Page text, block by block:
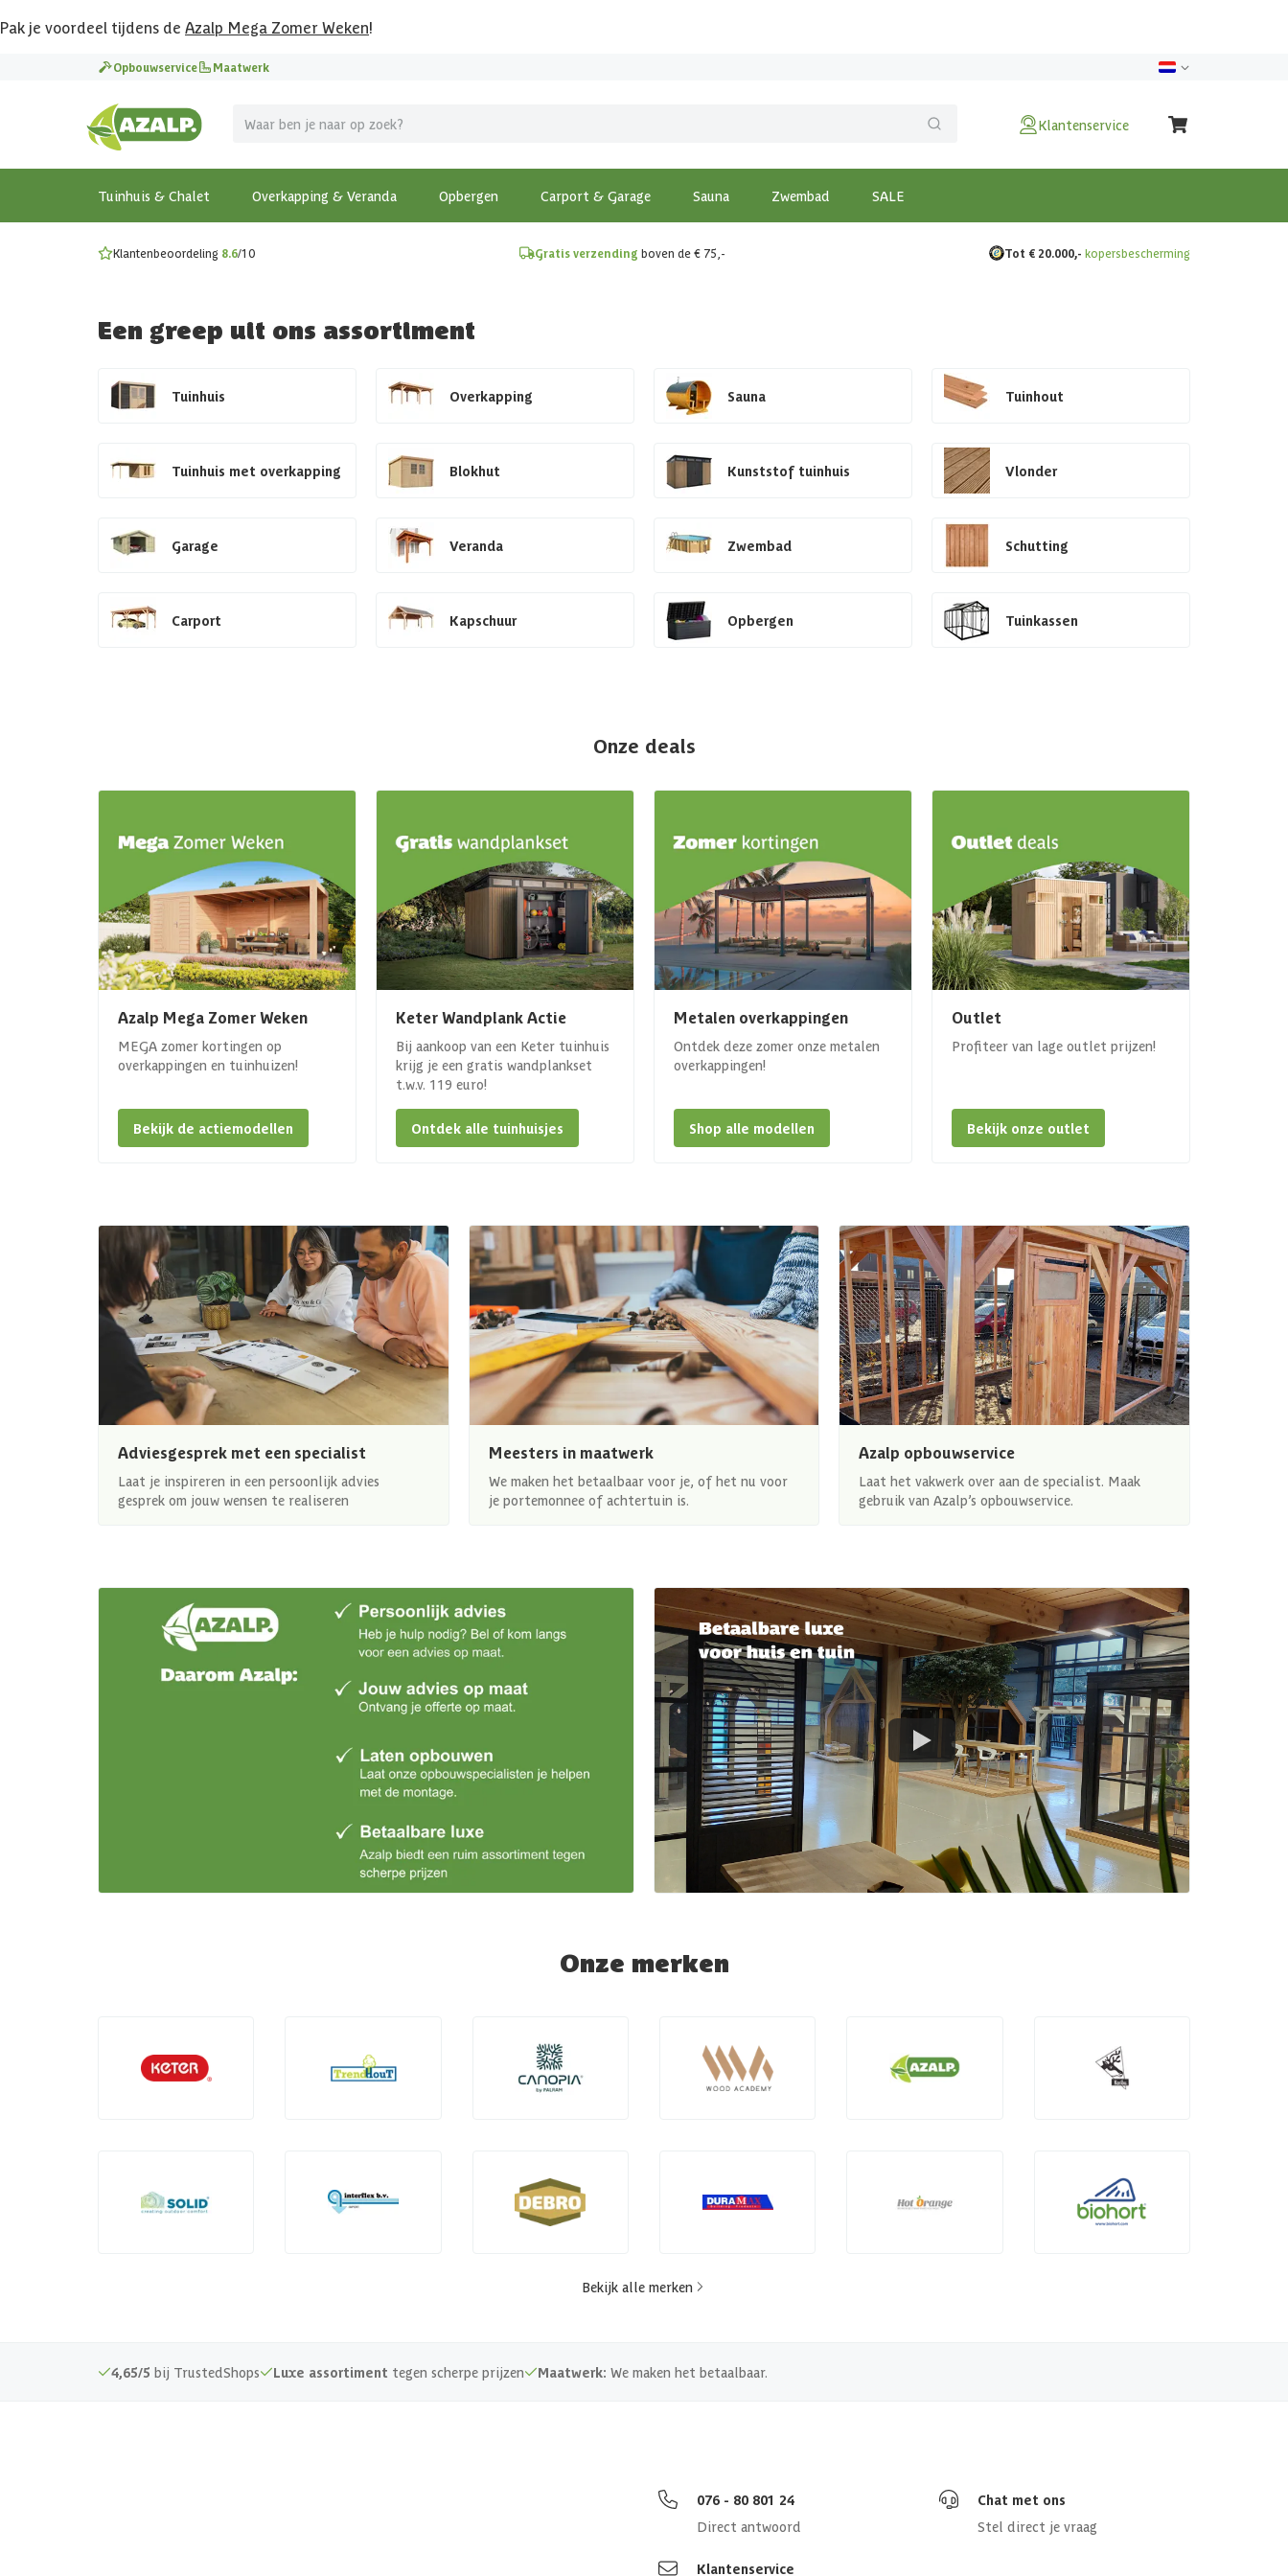
Pak je voordeel tijdens de Azalp Mega Zomer Weken!
Opbouwservice Maatwerk
Klantenservice
Tuinhuis & Chalet Overkapping & Veranda Opbergen Carport & Garage Sauna Zwembad SALE
Vier vakantie in je tuin
MEGA zomer kortingen op overkappingen en tuinhuizen!
Bekijk de actiemodellen
Gratis wandplankset
Ontdek onze metalen overkappingen
Klantenbeoordeling 8.6/10 Gratis verzending boven de € 75,- Tot € 20.000,- kopersbescherming
Een greep uit ons assortiment
Tuinhuis Overkapping Sauna Tuinhout
Tuinhuis met overkapping Blokhut Kunststof tuinhuis Vlonder
Garage Veranda Zwembad Schutting
Carport Kapschuur Opbergen Tuinkassen
Onze deals
Azalp Mega Zomer Weken
MEGA zomer kortingen op
overkappingen en tuinhuizen!
Bekijk de actiemodellen
Keter Wandplank Actie
Bij aankoop van een Keter tuinhuis
krijg je een gratis wandplankset
t.w.v. 119 euro!
Ontdek alle tuinhuisjes
Metalen overkappingen
Ontdek deze zomer onze metalen
overkappingen!
Shop alle modellen
Outlet
Profiteer van lage outlet prijzen!
Bekijk onze outlet
Adviesgesprek met een specialist
Laat je inspireren in een persoonlijk advies
gesprek om jouw wensen te realiseren
Meesters in maatwerk
We maken het betaalbaar voor je, of het nu voor
je portemonnee of achtertuin is.
Azalp opbouwservice
Laat het vakwerk over aan de specialist. Maak
gebruik van Azalp’s opbouwservice.
Onze merken
Bekijk alle merken
4,65/5 bij TrustedShops Luxe assortiment tegen scherpe prijzen Maatwerk: We maken het betaalbaar.
076 - 80 801 24
Direct antwoord
Chat met ons
Stel direct je vraag
Klantenservice